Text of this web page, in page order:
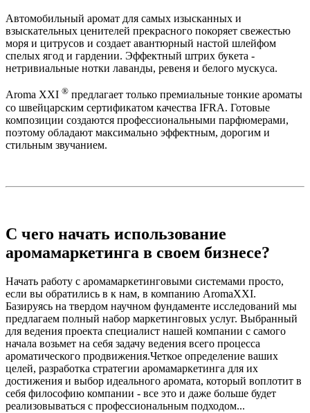
Автомобильный аромат для самых изысканных и
взыскательных ценителей прекрасного покоряет свежестью
моря и цитрусов и создает авантюрный настой шлейфом
спелых ягод и гардении. Эффектный штрих букета -
нетривиальные нотки лаванды, ревеня и белого мускуса.
Aroma XXI ® предлагает только премиальные тонкие ароматы
со швейцарским сертификатом качества IFRA. Готовые
композиции создаются профессиональными парфюмерами,
поэтому обладают максимально эффектным, дорогим и
стильным звучанием.
С чего начать использование
аромамаркетинга в своем бизнесе?
Начать работу с аромамаркетинговыми системами просто,
если вы обратились в к нам, в компанию AromaXXI.
Базируясь на твердом научном фундаменте исследований мы
предлагаем полный набор маркетинговых услуг. Выбранный
для ведения проекта специалист нашей компании с самого
начала возьмет на себя задачу ведения всего процесса
ароматического продвижения.Четкое определение ваших
целей, разработка стратегии аромамаркетинга для их
достижения и выбор идеального аромата, который воплотит в
себя философию компании - все это и даже больше будет
реализовываться с профессиональным подходом...